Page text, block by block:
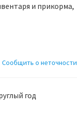
и прикорма,
Сообщить о неточности
год